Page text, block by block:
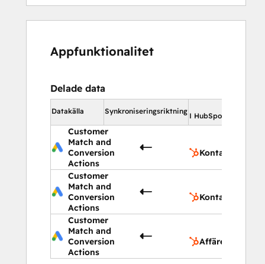
Appfunktionalitet
Delade data
Datakälla Synkroniseringsriktning
I HubSpot
Customer
Match and
Conversion
Actions
Kontakter
Customer
Match and
Conversion
Actions
Kontaktlistor
Customer
Match and
Conversion
Actions
Affärer